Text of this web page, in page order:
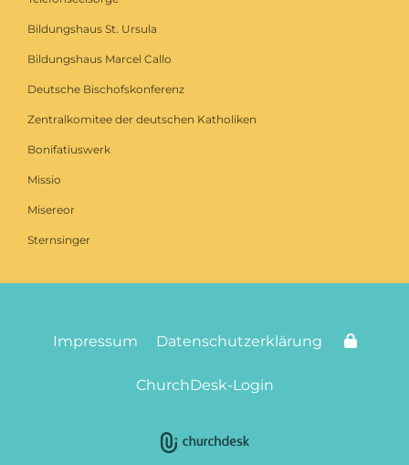
Bildungshaus St. Ursula
Bildungshaus Marcel Callo
Deutsche Bischofskonferenz
Zentralkomitee der deutschen Katholiken
Bonifatiuswerk
Missio
Misereor
Sternsinger
Impressum Datenschutzerklärung
ChurchDesk-Login